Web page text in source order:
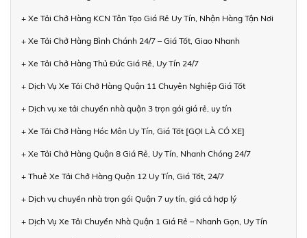
+ Xe Tải Chở Hàng KCN Tân Tạo Giá Rẻ Uy Tín, Nhận Hàng Tận Nơi
+ Xe Tải Chở Hàng Bình Chánh 24/7 – Giá Tốt, Giao Nhanh
+ Xe Tải Chở Hàng Thủ Đức Giá Rẻ, Uy Tín 24/7
+ Dịch Vụ Xe Tải Chở Hàng Quận 11 Chuyên Nghiệp Giá Tốt
+ Dịch vụ xe tải chuyển nhà quận 3 trọn gói giá rẻ, uy tín
+ Xe Tải Chở Hàng Hóc Môn Uy Tín, Giá Tốt [GỌI LÀ CÓ XE]
+ Xe Tải Chở Hàng Quận 8 Giá Rẻ, Uy Tín, Nhanh Chóng 24/7
+ Thuê Xe Tải Chở Hàng Quận 12 Uy Tín, Giá Tốt, 24/7
+ Dịch vụ chuyển nhà trọn gói Quận 7 uy tín, giá cả hợp lý
+ Dịch Vụ Xe Tải Chuyển Nhà Quận 1 Giá Rẻ – Nhanh Gọn, Uy Tín